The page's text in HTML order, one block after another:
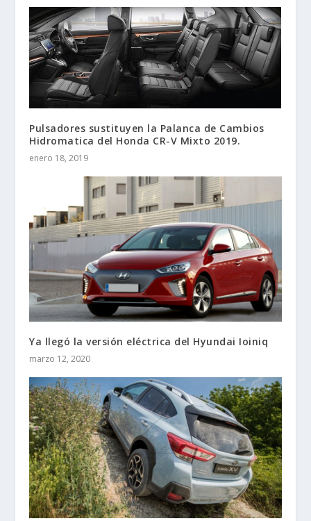
Pulsadores sustituyen la Palanca de Cambios
Hidromatica del Honda CR-V Mixto 2019.
enero 18, 2019
Ya llegó la versión eléctrica del Hyundai Ioiniq
marzo 12, 2020